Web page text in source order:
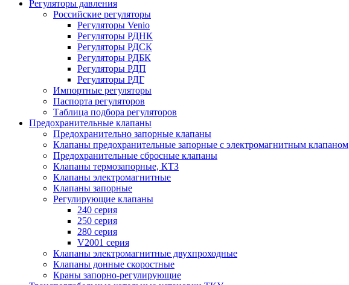
Регуляторы давления
Российские регуляторы
Регуляторы Venio
Регуляторы РДНК
Регуляторы РДСК
Регуляторы РДБК
Регуляторы РДП
Регуляторы РДГ
Импортные регуляторы
Паспорта регуляторов
Таблица подбора регуляторов
Предохранительные клапаны
Предохранительно запорные клапаны
Клапаны предохранительные запорные с электромагнитным клапаном
Предохранительные сбросные клапаны
Клапаны термозапорные, КТЗ
Клапаны электромагнитные
Клапаны запорные
Регулирующие клапаны
240 серия
250 серия
280 серия
V2001 серия
Клапаны электромагнитные двухпроходные
Клапаны донные скоростные
Краны запорно-регулирующие